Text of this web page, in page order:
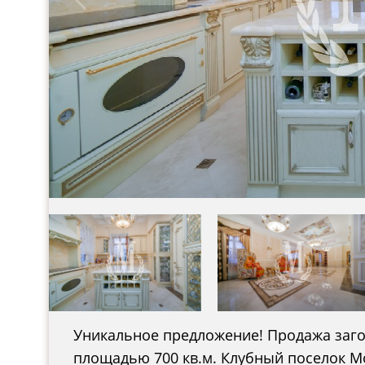
Уникальное предложение! Продажа
площадью 700 кв.м. Клубный поселок